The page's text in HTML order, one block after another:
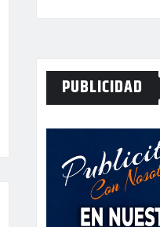
PUBLICIDAD